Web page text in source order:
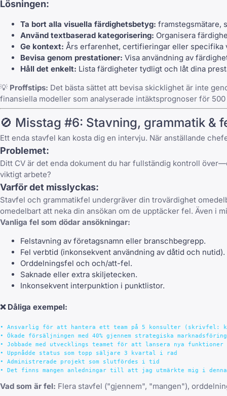
Lösningen:
Ta bort alla visuella färdighetsbetyg: framstegsmätare,
Använd textbaserad kategorisering: Organisera
Ge kontext: Års erfarenhet, certifieringar eller specifika
Bevisa genom prestationer: Visa användning av
Håll det enkelt: Lista färdigheter tydligt och låt dina
💡 Proffstips: Det bästa sättet att bevisa skicklighet är inte
finansiella modeller som analyserade intäktsprognoser för
🚫 Misstag #6: Stavning, grammatik &
Ett enda stavfel kan kosta dig en intervju. När anställande
Problemet:
Ditt CV är det enda dokument du har fullständig kontroll
viktigt arbete?
Varför det misslyckas:
Stavfel och grammatikfel undergräver din trovärdighet
omedelbart att neka din ansökan om de upptäcker fel. Även i
Vanliga fel som dödar ansökningar:
Felstavning av företagsnamn eller branschbegrepp.
Fel verbtid (inkonsekvent användning av dåtid och nutid).
Orddelningsfel och och/att-fel.
Saknade eller extra skiljetecken.
Inkonsekvent interpunktion i punktlistor.
❌ Dåliga exempel:
• Ansvarlig för att hantera ett team på 5 konsulter (skrivfel:
• Ökade försäljningen med 40% gjennem strategiska
• Jobbade med utvecklings teamet för att lansera nya funktioner
• Uppnådde status som topp säljare 3 kvartal i rad
• Administrerade projekt som slutfördes i tid
Vad som är fel: Flera stavfel ("gjennem", "mangen"),